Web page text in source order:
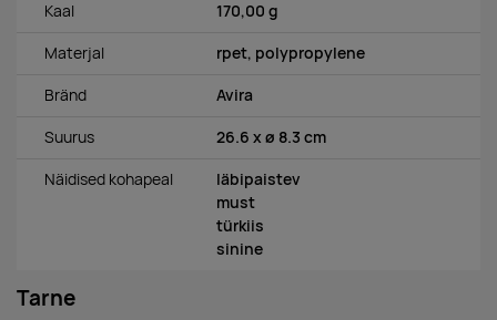
Kaal 170,00 g
Materjal rpet, polypropylene
Bränd Avira
Suurus 26.6 x ø 8.3 cm
Näidised kohapeal
läbipaistev
must
türkiis
sinine
Tarne